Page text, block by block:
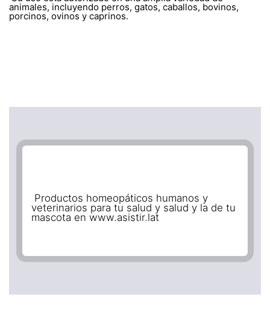
animales, incluyendo perros, gatos, caballos, bovinos,
porcinos, ovinos y caprinos.
Productos homeopáticos humanos y
veterinarios para tu salud y salud y la de tu
mascota en www.asistir.lat